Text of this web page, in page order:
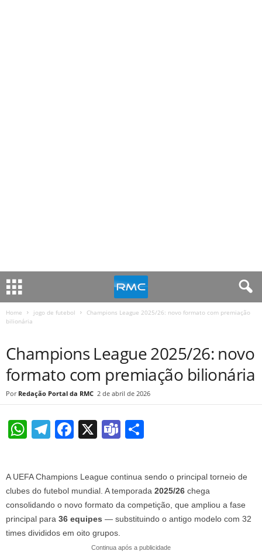
Home jogo de futebol
Champions League 2025/26: novo formato com premiação
bilionária
Champions League 2025/26: novo
formato com premiação bilionária
Redação Portal da RMC 2 de abril de 2026
W
s
A
p
p
T
gr
a
m
F
e
b
o
o
X
T
m
s
e
A UEFA Champions League continua sendo o principal torneio de
clubes do futebol mundial. A temporada 2025/26 chega
consolidando o novo formato da competição, que ampliou a fase
principal para 36 equipes — substituindo o antigo modelo com 32
times divididos em oito grupos.
Continua após a publicidade